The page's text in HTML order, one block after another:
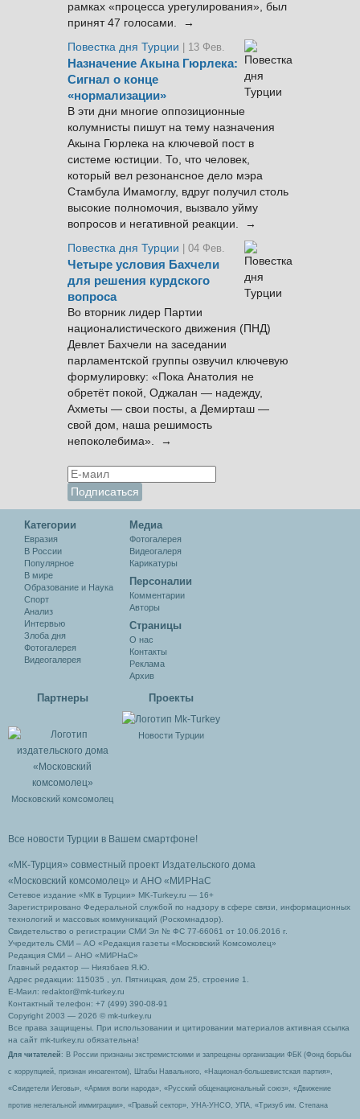
рамках «процесса урегулирования», был
принят 47 голосами. →
Повестка дня Турции
| 13 Фев.
Назначение Акына Гюрлека:
Сигнал о конце
«нормализации»
В эти дни многие оппозиционные
колумнисты пишут на тему назначения
Акына Гюрлека на ключевой пост в
системе юстиции. То, что человек,
который вел резонансное дело мэра
Стамбула Имамоглу, вдруг получил столь
высокие полномочия, вызвало уйму
вопросов и негативной реакции. →
Повестка дня Турции
| 04 Фев.
Четыре условия Бахчели
для решения курдского
вопроса
Во вторник лидер Партии
националистического движения (ПНД)
Девлет Бахчели на заседании
парламентской группы озвучил ключевую
формулировку: «Пока Анатолия не
обретёт покой, Оджалан — надежду,
Ахметы — свои посты, а Демирташ —
свой дом, наша решимость
непоколебима». →
Категории
Евразия
В России
Популярное
В мире
Образование и Наука
Спорт
Анализ
Интервью
Злоба дня
Фотогалерея
Видеогалерея
Медиа
Фотогалерея
Видеогалеря
Карикатуры
Персоналии
Комментарии
Авторы
Cтраницы
О нас
Контакты
Реклама
Архив
Партнеры
Московский комсомолец
Проекты
Новости Турции
Все новости Турции в Вашем смартфоне!
«МК-Турция» совместный проект Издательского дома
«Московский комсомолец» и АНО «МИРНаС
Сетевое издание «МК в Турции» MK-Turkey.ru — 16+
Зарегистрировано Федеральной службой по надзору в сфере связи, информационных
технологий и массовых коммуникаций (Роскомнадзор).
Свидетельство о регистрации СМИ Эл № ФС 77-66061 от 10.06.2016 г.
Учредитель СМИ – АО «Редакция газеты «Московский Комсомолец»
Редакция СМИ – АНО «МИРНаС»
Главный редактор — Ниязбаев Я.Ю.
Адрес редакции: 115035 , ул. Пятницкая, дом 25, строение 1.
Е-Маил: redaktor@mk-turkey.ru
Контактный телефон: +7 (499) 390-08-91
Copyright 2003 — 2026 © mk-turkey.ru
Все права защищены. При использовании и цитировании материалов активная ссылка
на сайт mk-turkey.ru обязательна!
Для читателей : В России признаны экстремистскими и запрещены организации ФБК (Фонд борьбы
с коррупцией, признан иноагентом), Штабы Навального, «Национал-большевистская партия»,
«Свидетели Иеговы», «Армия воли народа», «Русский общенациональный союз», «Движение
против нелегальной иммиграции», «Правый сектор», УНА-УНСО, УПА, «Тризуб им. Степана